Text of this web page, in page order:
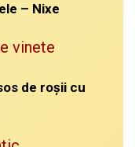
– Nixe
de roșii cu